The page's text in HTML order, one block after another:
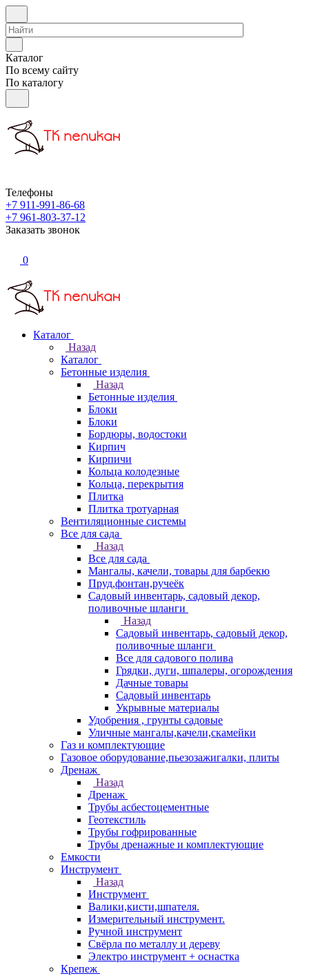
Каталог
По всему сайту
По каталогу
Телефоны
+7 911-991-86-68
+7 961-803-37-12
Заказать звонок
0
Каталог
Назад
Каталог
Бетонные изделия
Назад
Бетонные изделия
Блоки
Блоки
Бордюры, водостоки
Кирпич
Кирпичи
Кольца колодезные
Кольца, перекрытия
Плитка
Плитка тротуарная
Вентиляционные системы
Все для сада
Назад
Все для сада
Мангалы, качели, товары для барбекю
Пруд,фонтан,ручеёк
Садовый инвентарь, садовый декор,
поливочные шланги
Назад
Садовый инвентарь, садовый декор,
поливочные шланги
Все для садового полива
Грядки, дуги, шпалеры, огорождения
Дачные товары
Садовый инвентарь
Укрывные материалы
Удобрения , грунты садовые
Уличные мангалы,качели,скамейки
Газ и комплектующие
Газовое оборудование,пьезозажигалки, плиты
Дренаж
Назад
Дренаж
Трубы асбестоцементные
Геотекстиль
Трубы гофрированные
Трубы дренажные и комплектующие
Емкости
Инструмент
Назад
Инструмент
Валики,кисти,шпателя.
Измерительный инструмент.
Ручной инструмент
Свёрла по металлу и дереву
Электро инструмент + оснастка
Крепеж